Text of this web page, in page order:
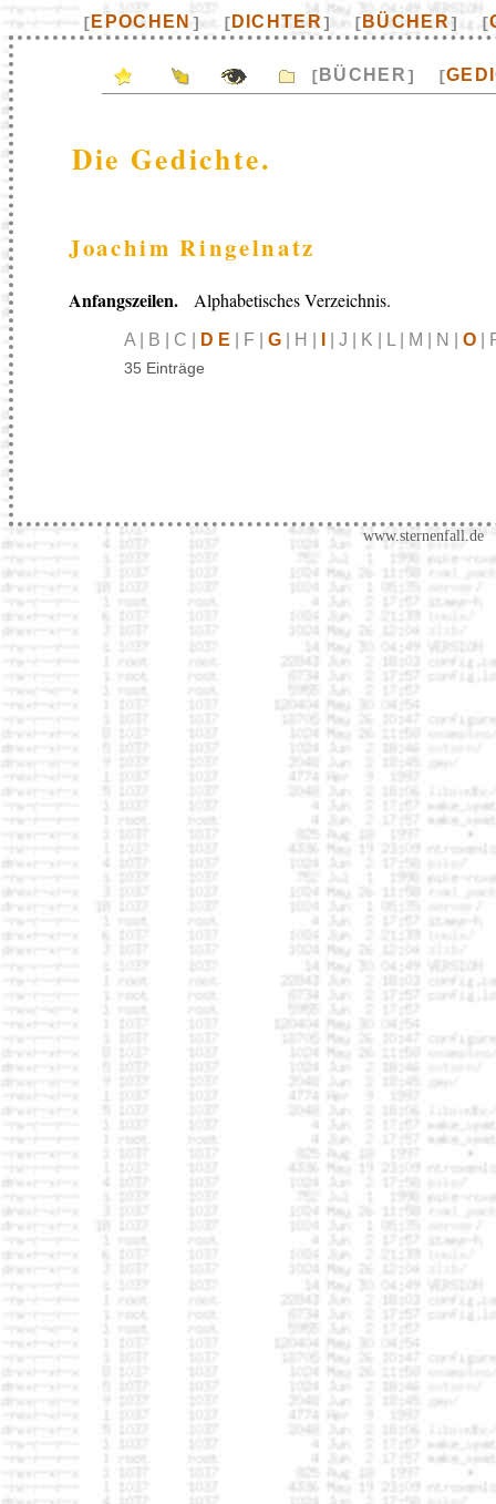
[ EPOCHEN ] [ DICHTER] [ BÜCHER] [
[ BÜCHER] [
Die Gedichte.
Joachim Ringelnatz
Anfangszeilen. Alphabetisches Verzeichnis.
A | B | C | D E | F | G | H | | J | K | L | M | N | O |
35 Einträge
www.sternenfall.de